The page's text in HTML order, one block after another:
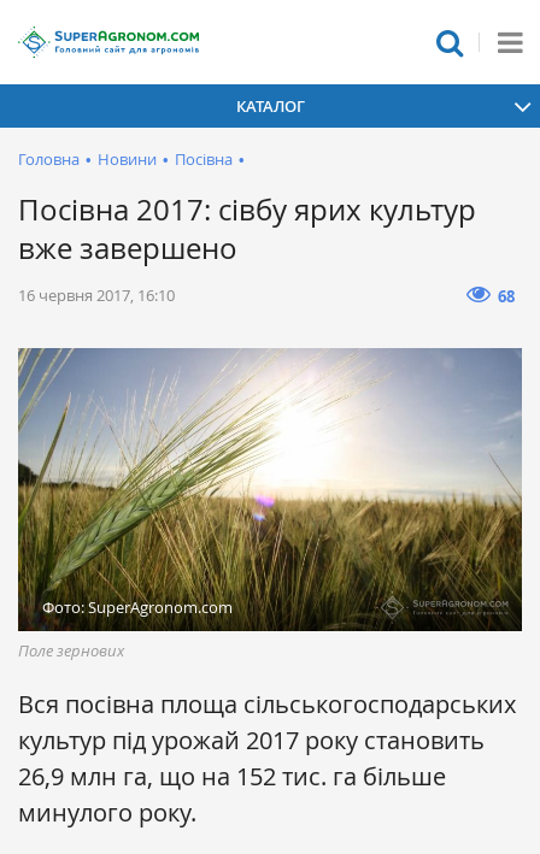
КАТАЛОГ
Головна • Новини • Посівна •
Посівна 2017: сівбу ярих культур
вже завершено
16 червня 2017, 16:10 68
Фото: SuperAgronom.com
Поле зернових
Вся посівна площа сільськогосподарських
культур під урожай 2017 року становить
26,9 млн га, що на 152 тис. га більше
минулого року.